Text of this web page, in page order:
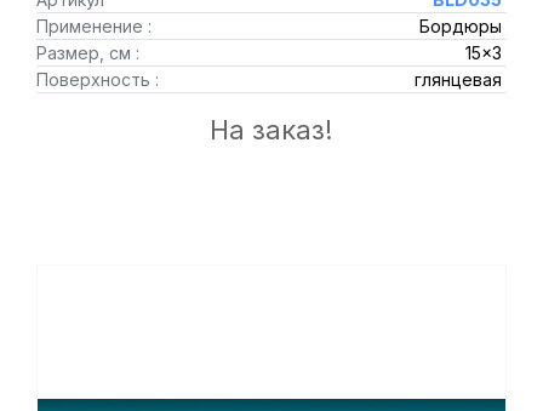
Применение :
Бордюры
Размер, см :
15x3
Поверхность :
глянцевая
На заказ!